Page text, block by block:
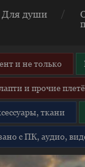
Для души
и не только
и прочие
ткани
с ПК, аудио,